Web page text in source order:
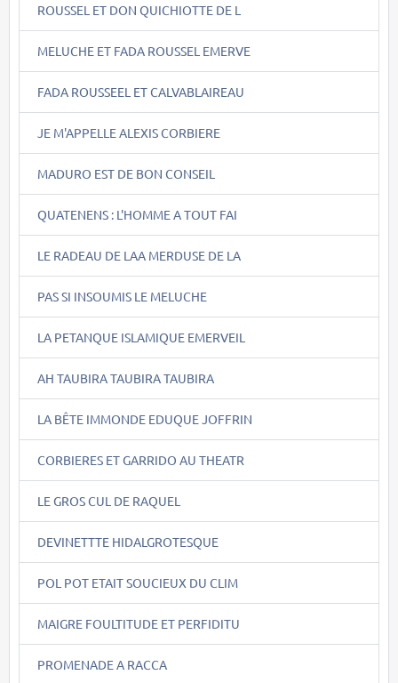
ROUSSEL ET DON QUICHIOTTE DE L
MELUCHE ET FADA ROUSSEL EMERVE
FADA ROUSSEEL ET CALVABLAIREAU
JE M'APPELLE ALEXIS CORBIERE
MADURO EST DE BON CONSEIL
QUATENENS : L'HOMME A TOUT FAI
LE RADEAU DE LAA MERDUSE DE LA
PAS SI INSOUMIS LE MELUCHE
LA PETANQUE ISLAMIQUE EMERVEIL
AH TAUBIRA TAUBIRA TAUBIRA
LA BÊTE IMMONDE EDUQUE JOFFRIN
CORBIERES ET GARRIDO AU THEATR
LE GROS CUL DE RAQUEL
DEVINETTTE HIDALGROTESQUE
POL POT ETAIT SOUCIEUX DU CLIM
MAIGRE FOULTITUDE ET PERFIDITU
PROMENADE A RACCA